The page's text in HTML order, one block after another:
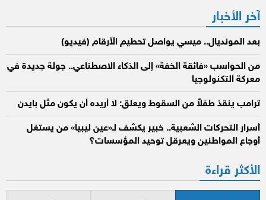
آخر الأخبار
بعد المونديال.. ميسي يواصل تحطيم الأرقام (فيديو)
من الحواسب «فائقة الخفة» إلى الذكاء الاصطناعي.. جولة جديدة في
معركة التكنولوجيا
ترامب ينقذ طفلاً من السقوط ويعلق: لا أريده أن يكون مثل بايدن
أسرار التحركات الشعبية.. خبير يكشف لـ«عين ليبيا» من يستغل
أوجاع المواطنين ويعرقل توحيد المؤسسات؟
الأكثر قراءة